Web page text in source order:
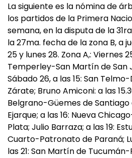
La siguiente es la nómina de
los partidos de la Primera
semana, en la disputa de la
la 27ma. fecha de la zona B, a
25 y lunes 28. Zona A,: Viernes
Temperley-San Martín de San
Sábado 26, a las 15: San
Zárate; Bruno Amiconi: a las
Belgrano-Güemes de Santiago
Ejarque; a las 16: Nueva
Plata; Julio Barraza; a las 19:
Cuarto-Patronato de Paraná;
las 21: San Martín de Tucumán-